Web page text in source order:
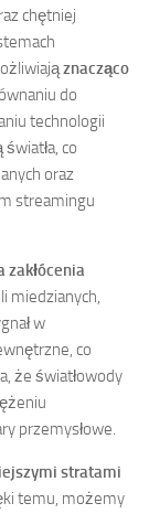
chętniej
znacząco
do
technologii
co
oraz
streamingu
zakłócenia
miedzianych,
w
co
że światłowody
przemysłowe.
stratami
temu, możemy